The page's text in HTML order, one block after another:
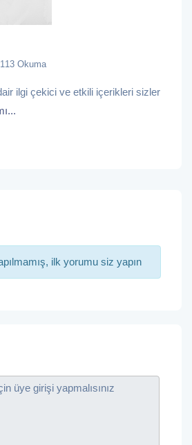
Okuma
ilgi çekici ve etkili içerikleri sizler
ilk yorumu siz yapın